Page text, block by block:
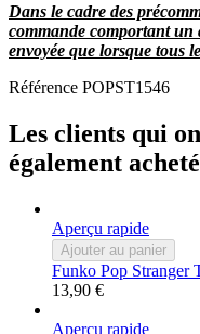
Dans le cadre des
commande comportant un
envoyée que lorsque tous
Référence POPST1546
Les clients qui
également
Aperçu rapide
Ajouter au panier
Funko Pop Stranger
13,90 €
Aperçu rapide